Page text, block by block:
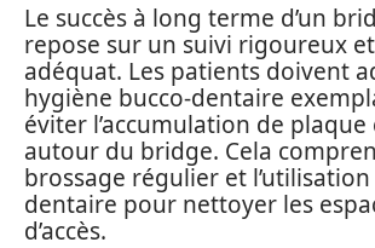
Le succès à long terme d’un
repose sur un suivi rigoureux
adéquat. Les patients doivent
hygiène bucco-dentaire
éviter l’accumulation de
autour du bridge. Cela
brossage régulier et
dentaire pour nettoyer les
d’accès.